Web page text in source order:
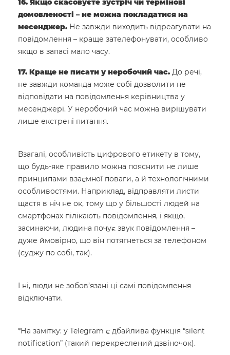
16. Якщо скасовуєте зустріч чи термінові
домовленості – не можна покладатися на
месенджер. Не завжди виходить відреагувати на
повідомлення – краще зателефонувати, особливо
якщо в запасі мало часу.
17. Краще не писати у неробочий час. До речі,
не завжди команда може собі дозволити не
відповідати на повідомлення керівництва у
месенджері. У неробочий час можна вирішувати
лише екстрені питання.
Взагалі, особливість цифрового етикету в тому,
що будь-яке правило можна пояснити не лише
принципами взаємної поваги, а й технологічними
особливостями. Наприклад, відправляти листи
щастя в ніч не ок, тому що у більшості людей на
смартфонах пілікають повідомлення, і якщо,
засинаючи, людина почує звук повідомлення –
дуже ймовірно, що він потягнеться за телефоном
(суджу по собі, так).
І ні, люди не зобов’язані ці самі повідомлення
відключати.
*На замітку: у Telegram є дбайлива функція “silent
notification” (такий перекреслений дзвіночок).